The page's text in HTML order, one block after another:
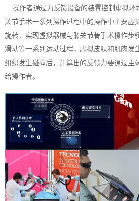
操作者通过力反馈设备的装置控制虚拟环
关节手术一系列操作过程中的操作中主要虚
旋转，实现虚拟器械与膝关节骨手术操作步
滑动等一系列运动过程，虚拟皮肤和肌肉发
组织发生碰撞后，计算出的反馈力要通过主
给操作者。‍